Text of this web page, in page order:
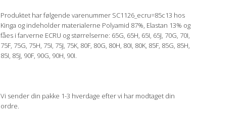
Produktet har følgende varenummer SC1126_ecru=85c13 hos
Kinga og indeholder materialerne Polyamid 87%, Elastan 13% og
fåes i farverne ECRU og størrelserne: 65G, 65H, 65I, 65J, 70G, 70I,
75F, 75G, 75H, 75I, 75J, 75K, 80F, 80G, 80H, 80I, 80K, 85F, 85G, 85H,
85I, 85J, 90F, 90G, 90H, 90I.
Vi sender din pakke 1-3 hverdage efter vi har modtaget din
ordre.